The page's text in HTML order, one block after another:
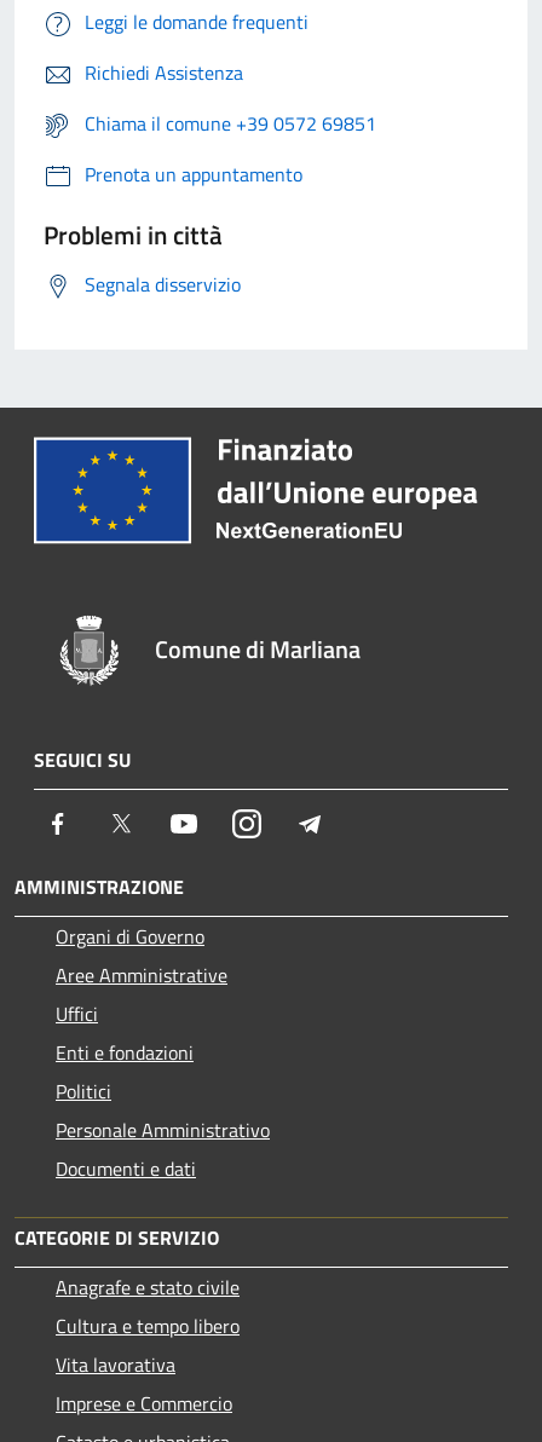
Leggi le domande frequenti
Richiedi Assistenza
Chiama il comune +39 0572 69851
Prenota un appuntamento
Problemi in città
Segnala disservizio
Comune di Marliana
SEGUICI SU
Facebook Twitter YoutubeInstagram
AMMINISTRAZIONE
Organi di Governo
Aree Amministrative
Uffici
Enti e fondazioni
Politici
Personale Amministrativo
Documenti e dati
CATEGORIE DI SERVIZIO
Anagrafe e stato civile
Cultura e tempo libero
Vita lavorativa
Imprese e Commercio